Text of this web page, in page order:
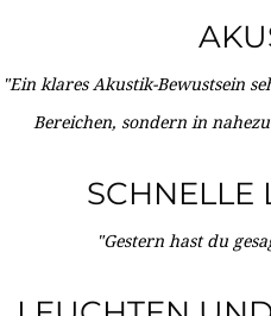
"Ein klares Akustik-Bewustsein
Bereichen, sondern in
SCHNELLE
"Gestern hast du